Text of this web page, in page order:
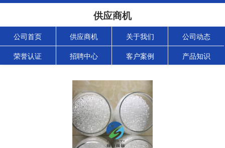
供应商机
公司首页 供应商机 关于我们 公司动态
荣誉认证 招聘中心 客户案例 产品知识